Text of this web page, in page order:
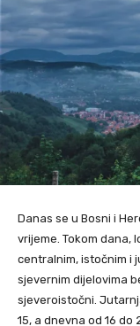
Danas se u Bosni i
vrijeme. Tokom dana,
centralnim, istočnim i
sjevernim dijelovima
sjeveroistočni.
15, a dnevna od 16 do